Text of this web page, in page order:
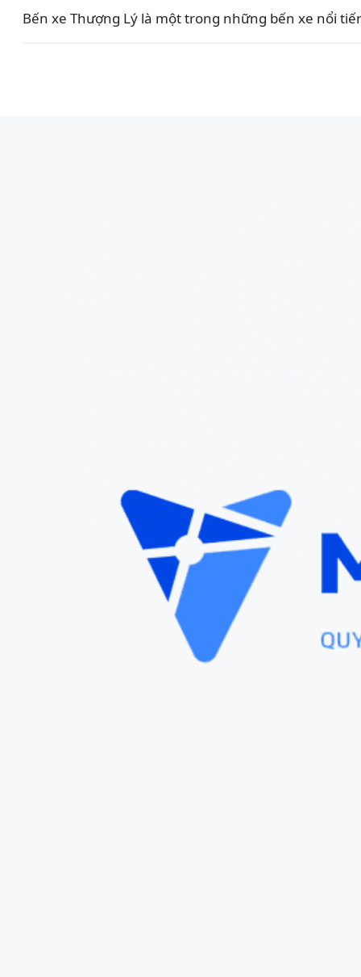
Bến xe Thượng Lý là một trong những bến xe nổi